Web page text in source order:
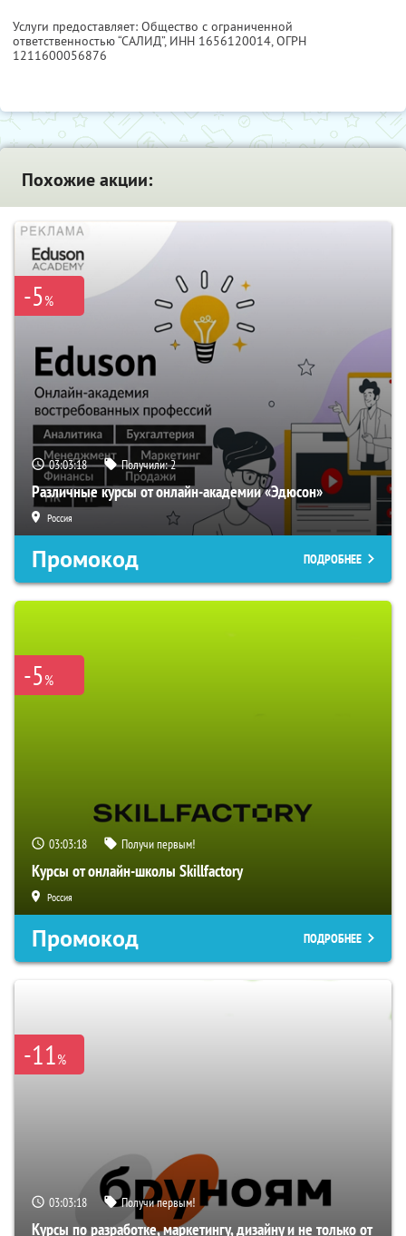
Услуги предоставляет: Общество с ограниченной
ответственностью “САЛИД”, ИНН 1656120014, ОГРН
1211600056876
Похожие акции:
-5%
03:03:17 Получили:2
Различные курсы от онлайн-академии «Эдюсон»
Россия
Промокод ПОДРОБНЕЕ
-5%
03:03:17 Получи первым!
Курсы от онлайн-школы Skillfactory
Россия
Промокод ПОДРОБНЕЕ
-11%
03:03:17 Получи первым!
Курсы по разработке, маркетингу, дизайну и не только от